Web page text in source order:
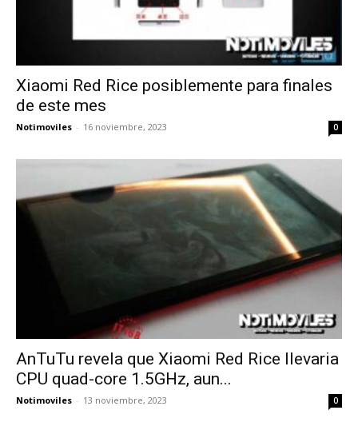
Xiaomi Red Rice posiblemente para finales
de este mes
Notimoviles - 16 noviembre, 2023 0
AnTuTu revela que Xiaomi Red Rice llevaria
CPU quad-core 1.5GHz, aun...
Notimoviles - 13 noviembre, 2023 0